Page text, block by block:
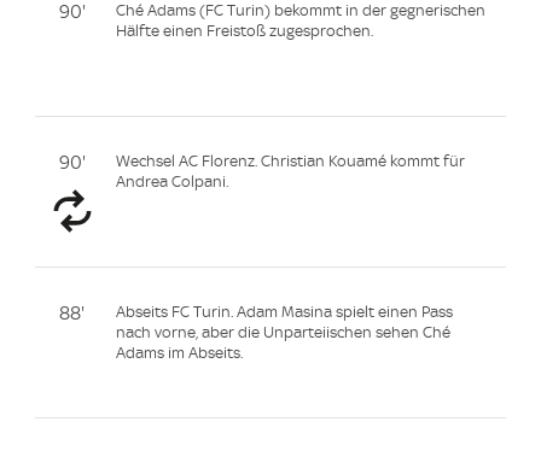
90'
Ché Adams (FC Turin) bekommt in der gegnerischen
Hälfte einen Freistoß zugesprochen.
90'
Wechsel AC Florenz. Christian Kouamé kommt für
Andrea Colpani.
88'
Abseits FC Turin. Adam Masina spielt einen Pass
nach vorne, aber die Unparteiischen sehen Ché
Adams im Abseits.